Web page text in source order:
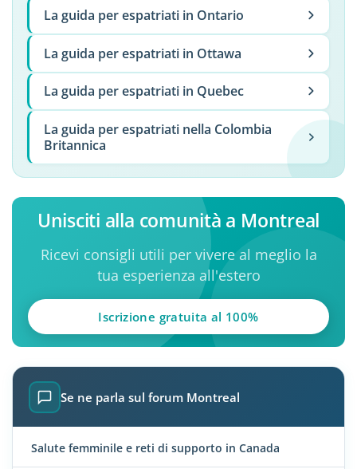
La guida per espatriati in Ontario
La guida per espatriati in Ottawa
La guida per espatriati in Quebec
La guida per espatriati nella Colombia
Britannica
Unisciti alla comunità a Montreal
Ricevi consigli utili per vivere al meglio la
tua esperienza all'estero
Iscrizione gratuita al 100%
Se ne parla sul forum Montreal
Salute femminile e reti di supporto in Canada